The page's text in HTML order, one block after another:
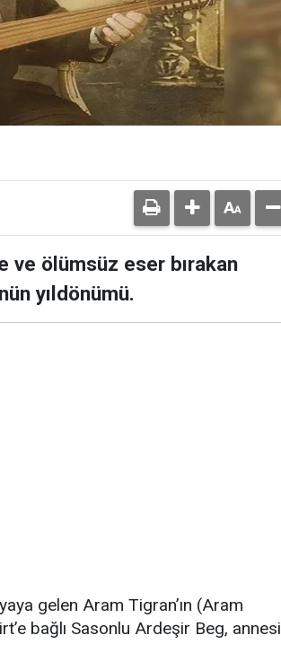
ve ölümsüz eser bırakan
yıldönümü.
gelen Aram Tigran’ın (Aram
bağlı Sasonlu Ardeşir Beg, annesi